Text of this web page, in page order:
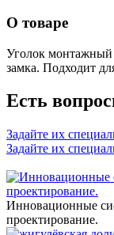
О товаре
Уголок монтажный
замка. Подходит
Есть
Задайте их
Задайте их
Инновационные
проектирование.